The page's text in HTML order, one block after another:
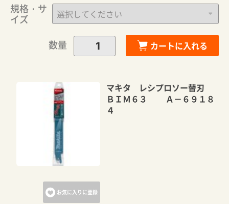
規格・サ
イズ
数量
カートに入れる
お気に入りに登録
マキタ レシプロソー替刃
ＢＩＭ６３ Ａ－６９１８
４